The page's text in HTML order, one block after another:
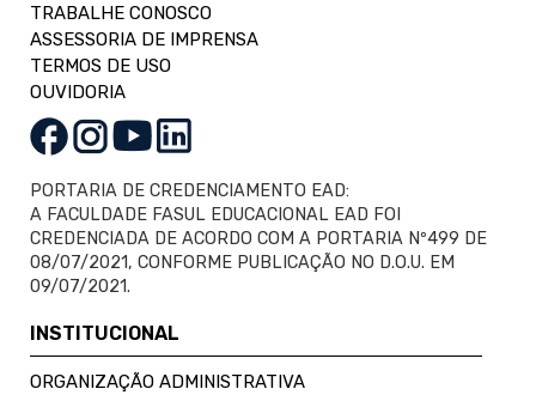
TRABALHE CONOSCO
ASSESSORIA DE IMPRENSA
TERMOS DE USO
OUVIDORIA
PORTARIA DE CREDENCIAMENTO EAD:
A FACULDADE FASUL EDUCACIONAL EAD FOI
CREDENCIADA DE ACORDO COM A PORTARIA Nº499 DE
08/07/2021, CONFORME PUBLICAÇÃO NO D.O.U. EM
09/07/2021.
INSTITUCIONAL
ORGANIZAÇÃO ADMINISTRATIVA